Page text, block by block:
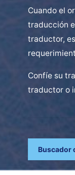
Cuando el
traducción
traductor,
Confíe su
traductor o
Buscador